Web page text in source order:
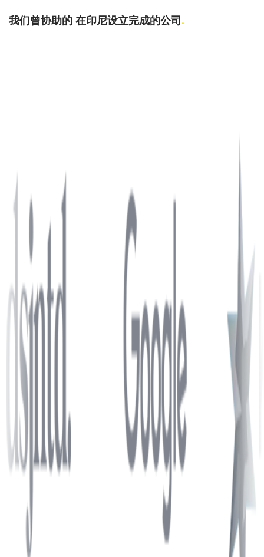
我们曾协助的 在印尼设立完成的公司 .